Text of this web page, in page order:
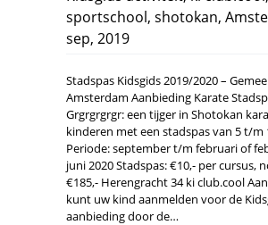
sportschool, shotokan,
sep, 2019
Stadspas Kidsgids 2019/2020 –
Amsterdam Aanbieding Karate
Grgrgrgrgr: een tijger in Shotokan
kinderen met een stadspas van 5 t/m
Periode: september t/m februari of
juni 2020 Stadspas: €10,- per cursus,
€185,- Herengracht 34 ki club.cool
kunt uw kind aanmelden voor de
aanbieding door de…